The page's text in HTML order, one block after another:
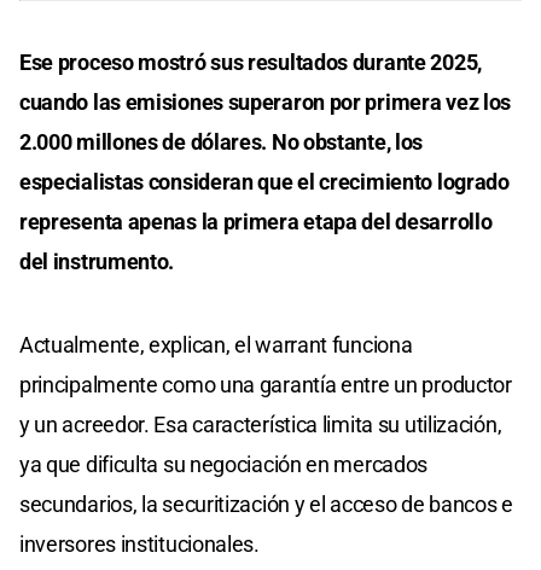
Ese proceso mostró sus resultados durante 2025,
cuando las emisiones superaron por primera vez los
2.000 millones de dólares. No obstante, los
especialistas consideran que el crecimiento logrado
representa apenas la primera etapa del desarrollo
del instrumento.
Actualmente, explican, el warrant funciona
principalmente como una garantía entre un productor
y un acreedor. Esa característica limita su utilización,
ya que dificulta su negociación en mercados
secundarios, la securitización y el acceso de bancos e
inversores institucionales.